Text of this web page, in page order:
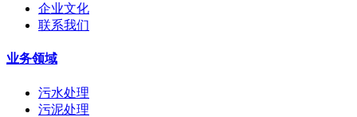
企业文化
联系我们
业务领域
污水处理
污泥处理